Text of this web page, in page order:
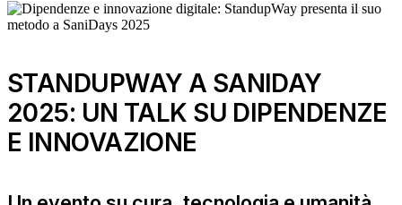
STANDUPWAY A SANIDAY
2025: UN TALK SU DIPENDENZE
E INNOVAZIONE